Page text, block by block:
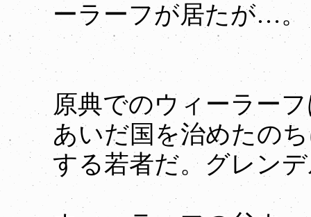
ーラーフが居たが…。
原典でのウィーラー
あいだ国を治めたの
する若者だ。グレン